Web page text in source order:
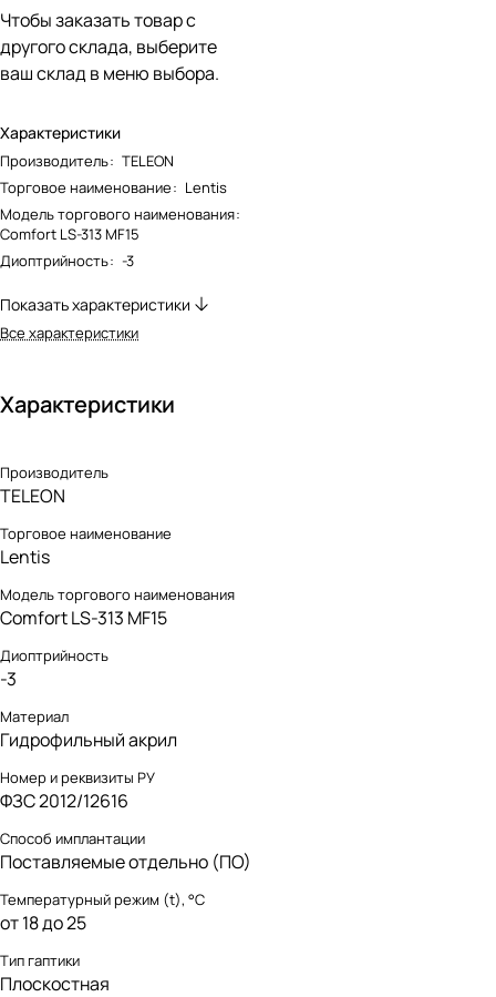
Чтобы заказать товар с
другого склада, выберите
ваш склад в меню выбора.
Характеристики
Производитель: TELEON
Торговое наименование: Lentis
Модель торгового наименования:
Comfort LS-313 MF15
Диоптрийность: -3
Показать характеристики
Все характеристики
Характеристики
Производитель
TELEON
Торговое наименование
Lentis
Модель торгового наименования
Comfort LS-313 MF15
Диоптрийность
-3
Материал
Гидрофильный акрил
Номер и реквизиты РУ
ФЗС 2012/12616
Способ имплантации
Поставляемые отдельно (ПО)
Температурный режим (t), °С
от 18 до 25
Тип гаптики
Плоскостная